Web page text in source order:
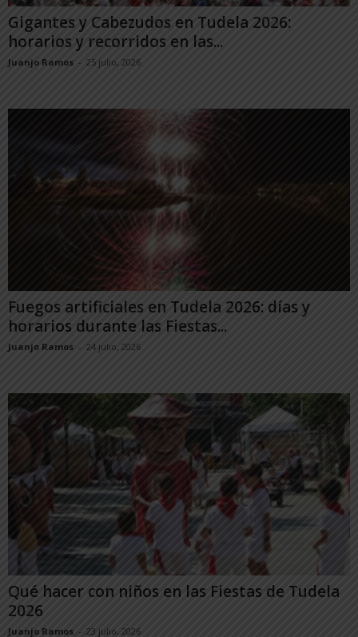
Gigantes y Cabezudos en Tudela 2026:
horarios y recorridos en las...
Juanjo Ramos - 25 julio, 2026
Fuegos artificiales en Tudela 2026: días y
horarios durante las Fiestas...
Juanjo Ramos - 24 julio, 2026
Qué hacer con niños en las Fiestas de Tudela
2026
Juanjo Ramos - 23 julio, 2026